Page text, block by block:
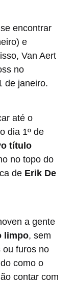
encontrar
e
Van Aert
no
de janeiro.
até o
dia 1º de
título
no topo do
de Erik De
a gente
limpo, sem
ou furos no
como o
contar com